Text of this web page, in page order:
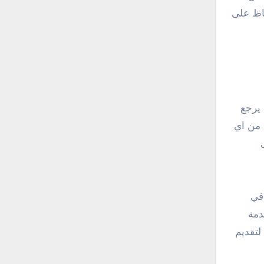
على
يرجع
من اي
في